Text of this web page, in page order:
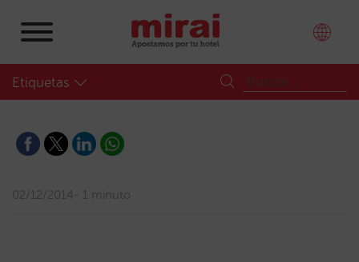
Etiquetas
02/12/2014 1 minuto